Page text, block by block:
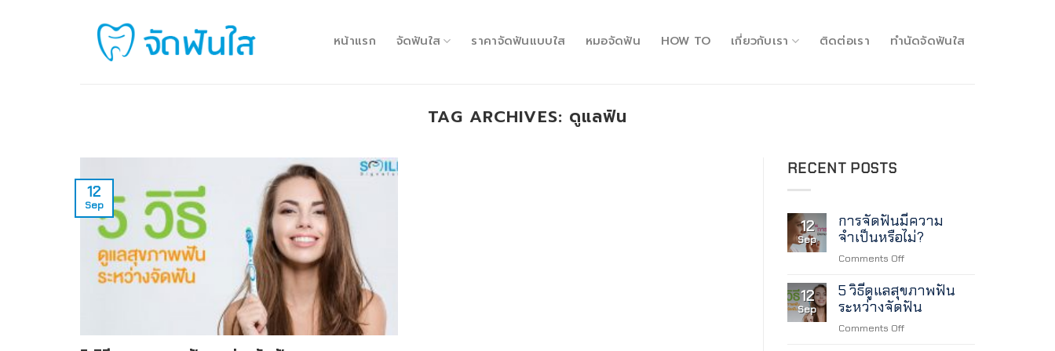
หน้าแรก จัดฟันใส ราคาจัดฟันแบบใส หมอจัดฟัน HOW TO เกี่ยวกับเรา ติดต่อเรา ทำนัดจัดฟันใส
TAG ARCHIVES: ดูแลฟัน
12
Sep
RECENT POSTS
12
Sep
การจัดฟันมีความ
จำเป็นหรือไม่?
Comments Offon
จัด
ฟัน
12
Sep
5 วิธีดูแลสุขภาพฟัน
ระหว่างจัดฟัน
Comments Offon